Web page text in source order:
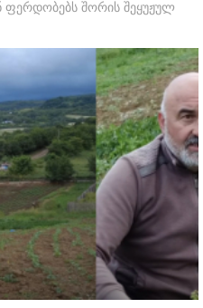
ფერდობებს შორის შეყუჟულ